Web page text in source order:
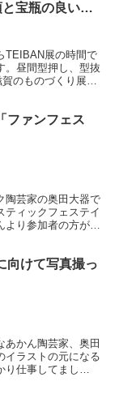
宝瓶の良い所
TEIBAN展の時間で
。昼間型押し、型抜
のものづくり展
ファンフェス
陶芸家の奥田大器で
ティックフェステイ
より参加者の方が圧
向けて写真撮っ
あかん陶芸家、奥田
イラストの元になる
り仕事してまし